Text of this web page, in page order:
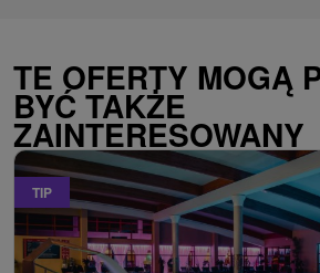
TE OFERTY MOGĄ
BYĆ TAKŻE
ZAINTERESOWANY
TIP